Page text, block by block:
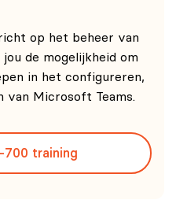
op het beheer van
de mogelijkheid om
in het configureren,
van Microsoft Teams.
700 training